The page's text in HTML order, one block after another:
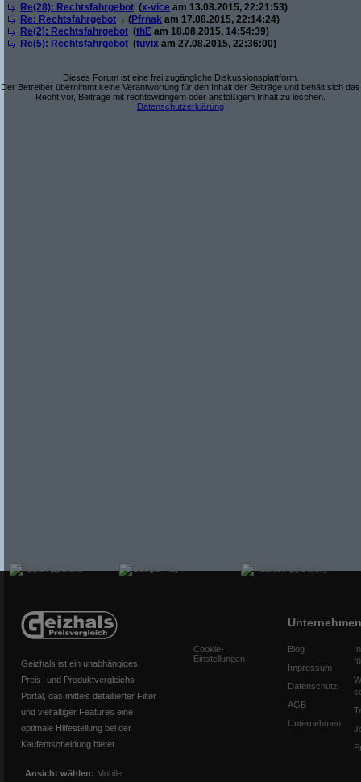
Re(28): Rechtsfahrgebot (x-vice am 13.08.2015, 22:21:53)
Re: Rechtsfahrgebot
(Pfrnak am 17.08.2015, 22:14:24)
Re(2): Rechtsfahrgebot (thE am 18.08.2015, 14:54:39)
Re(5): Rechtsfahrgebot (tuvix am 27.08.2015, 22:36:00)
Dieses Forum ist eine frei zugängliche Diskussionsplattform.
Der Betreiber übernimmt keine Verantwortung für den Inhalt der Beiträge und behält sich das
Recht vor, Beiträge mit rechtswidrigem oder anstößigem Inhalt zu löschen.
Datenschutzerklärung
Geizhals ist ein unabhängiges
Preis- und Produktvergleichs-
Portal, das mittels detaillierter Filter
und vielfältiger Features eine
optimale Hilfestellung bei der
Kaufentscheidung bietet.
Ansicht wählen: Mobile
Cookie-
Einstellungen
Unternehmen
Blog
Impressum
Datenschutz
AGB
Unternehmen